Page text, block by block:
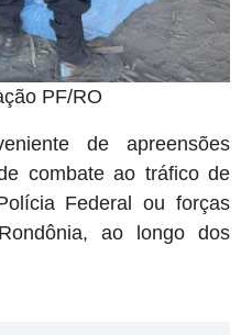
PF/RO
de apreensões
combate ao tráfico de
Federal ou forças
ao longo dos